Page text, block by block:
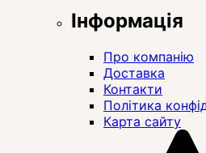
Інформація
Про компанію
Доставка
Контакти
Політика
Карта сайту